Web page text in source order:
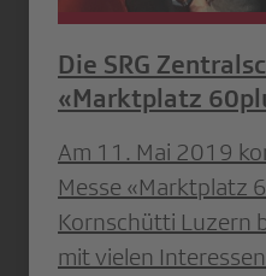
Die SRG
«Marktplatz
Am 11. Mai 2019
Messe «Marktplatz
Kornschütti Luzern
mit vielen